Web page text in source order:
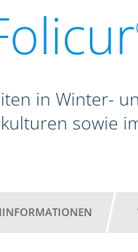
in Winter-
sowie